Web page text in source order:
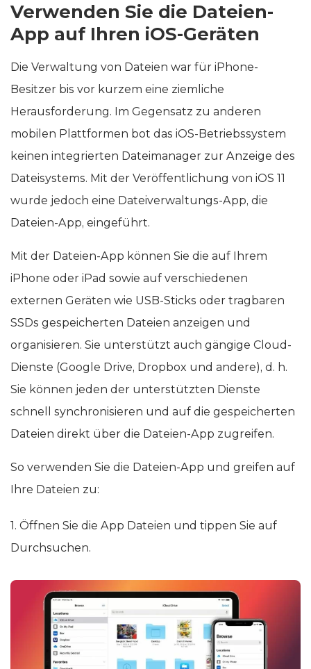
Verwenden Sie die Dateien-
App auf Ihren iOS-Geräten
Die Verwaltung von Dateien war für iPhone-
Besitzer bis vor kurzem eine ziemliche
Herausforderung. Im Gegensatz zu anderen
mobilen Plattformen bot das iOS-Betriebssystem
keinen integrierten Dateimanager zur Anzeige des
Dateisystems. Mit der Veröffentlichung von iOS 11
wurde jedoch eine Dateiverwaltungs-App, die
Dateien-App, eingeführt.
Mit der Dateien-App können Sie die auf Ihrem
iPhone oder iPad sowie auf verschiedenen
externen Geräten wie USB-Sticks oder tragbaren
SSDs gespeicherten Dateien anzeigen und
organisieren. Sie unterstützt auch gängige Cloud-
Dienste (Google Drive, Dropbox und andere), d. h.
Sie können jeden der unterstützten Dienste
schnell synchronisieren und auf die gespeicherten
Dateien direkt über die Dateien-App zugreifen.
So verwenden Sie die Dateien-App und greifen auf
Ihre Dateien zu:
1. Öffnen Sie die App Dateien und tippen Sie auf
Durchsuchen.